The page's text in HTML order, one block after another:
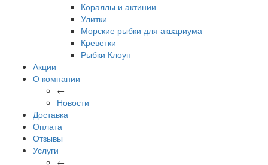
Кораллы и актинии
Улитки
Морские рыбки для аквариума
Креветки
Рыбки Клоун
Акции
О компании
←
Новости
Доставка
Оплата
Отзывы
Услуги
←